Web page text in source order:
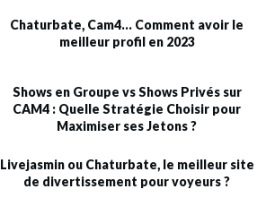
Chaturbate, Cam4… Comment avoir le
meilleur profil en 2023
Shows en Groupe vs Shows Privés sur
CAM4 : Quelle Stratégie Choisir pour
Maximiser ses Jetons ?
Livejasmin ou Chaturbate, le meilleur site
de divertissement pour voyeurs ?